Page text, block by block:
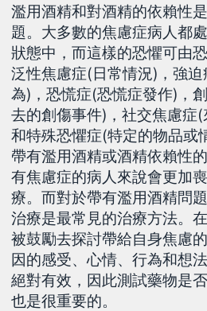
濫用酒精和對酒精的依賴性
題。大多數的焦慮症病人都
狀態中，而這樣的恐懼可由
泛性焦慮症(日常情況)，強
為)，恐慌症(恐慌症發作)，
去的創傷事件)，社交焦慮症
和特殊恐懼症(特定的物品或
帶有濫用酒精或酒精依賴性
有焦慮症的病人來說會更加
療。而對於帶有濫用酒精問
治療是最常見的治療方法。
被鼓勵去探討帶給自身焦慮
因的感受、心情、行為和想
絕對有效，因此測試藥物是
也是很重要的。